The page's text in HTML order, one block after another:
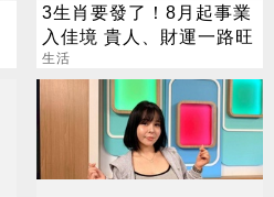
3生肖要發了！8月起事業
入佳境 貴人、財運一路旺
生活